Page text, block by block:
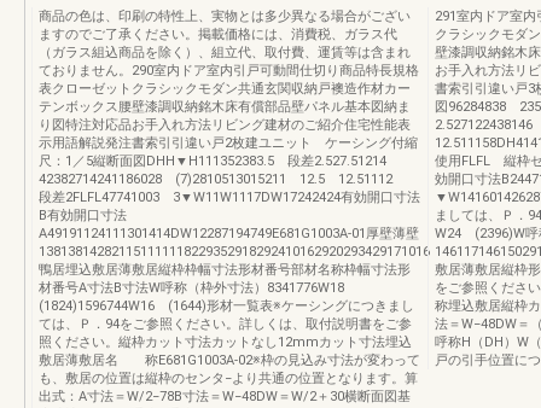
商品の色は、印刷の特性上、実物とは多少異なる場合がござい
ますのでご了承ください。掲載価格には、消費税、ガラス代
（ガラス組込商品を除く）、組立代、取付費、運賃等は含まれ
ておりません。290室内ドア室内引戸可動間仕切り商品特長規格
表クローゼットクラシックモダン共通玄関収納戸襖造作材カー
テンボックス腰壁漆調収納銘木床有償部品壁パネル基本図納ま
り図特注対応品お手入れ方法リビング建材のご紹介住宅性能表
示用語解説発注書索引引違い戸2枚建ユニット ケーシング付縮
尺：1／5縦断面図DHH▼H111352383.5 段差2.527.51214
42382714241186028 (7)2810513015211 12.5 12.51112
段差2FLFL47741003 3▼W11W1117DW17242424有効開口寸法
B有効開口寸法
A49191124111301414DW12287194749E681G1003A-01厚壁薄壁
138138142821151111118229352918292410162920293429171016
鴨居埋込敷居薄敷居縦枠枠幅寸法形材番号部材名称枠幅寸法形
材番号A寸法B寸法W呼称（枠外寸法）8341776W18
(1824)1596744W16 (1644)形材一覧表※ケーシングにつきまし
ては、Ｐ．94をご参照ください。詳しくは、取付説明書をご参
照ください。縦枠カット寸法カットなし12mmカット寸法埋込
敷居薄敷居名 称E681G1003A-02※枠の見込み寸法が変わって
も、敷居の位置は縦枠のセンタ−より共通の位置となります。算
出式：A寸法＝W/2−78B寸法＝W−48DW＝W/2＋30横断面図基
291室内ドア室
クラシックモダ
壁漆調収納銘木
お手入れ方法リ
書索引引違い戸
図96284838
使用FLFL 縦枠
効開口寸法
ましては、Ｐ．
W24 (2396)W呼
敷居薄敷居縦枠
をご参照くだ
称埋込敷居縦枠
法＝W−48DW＝
呼称H（DH）W
戸の引手位置に